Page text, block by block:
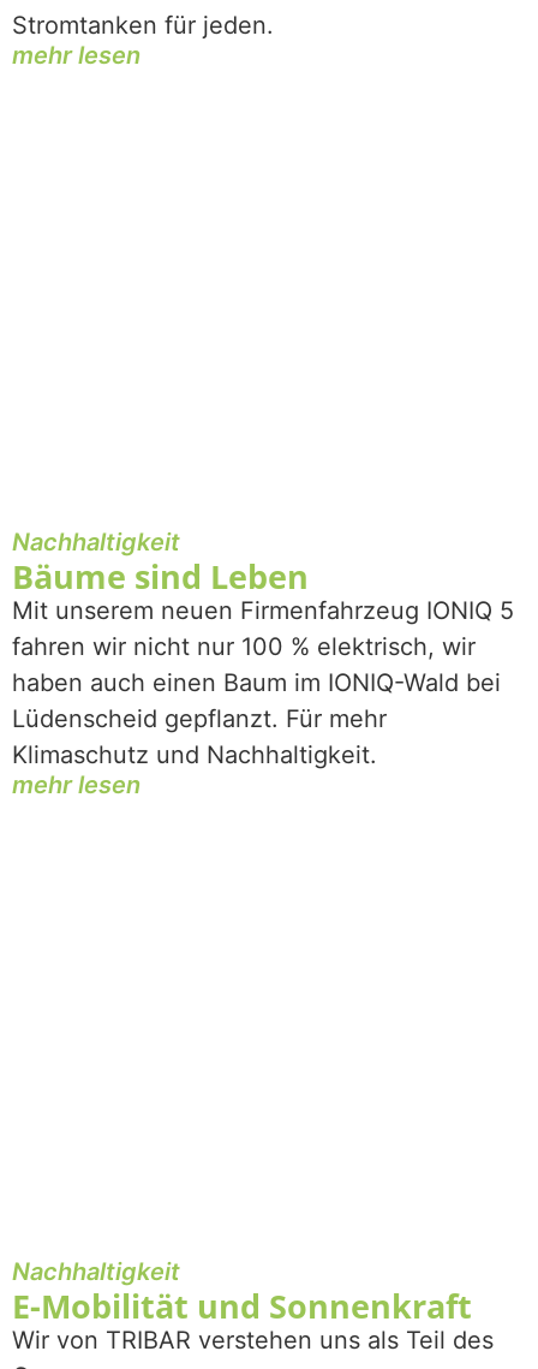
Stromtanken für jeden.
mehr lesen
Nachhaltigkeit
Bäume sind Leben
Mit unserem neuen Firmenfahrzeug IONIQ 5
fahren wir nicht nur 100 % elektrisch, wir
haben auch einen Baum im IONIQ-Wald bei
Lüdenscheid gepflanzt. Für mehr
Klimaschutz und Nachhaltigkeit.
mehr lesen
Nachhaltigkeit
E-Mobilität und Sonnenkraft
Wir von TRIBAR verstehen uns als Teil des